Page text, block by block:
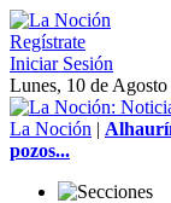
Regístrate
Iniciar Sesión
Lunes, 10 de
La Noción |
pozos...